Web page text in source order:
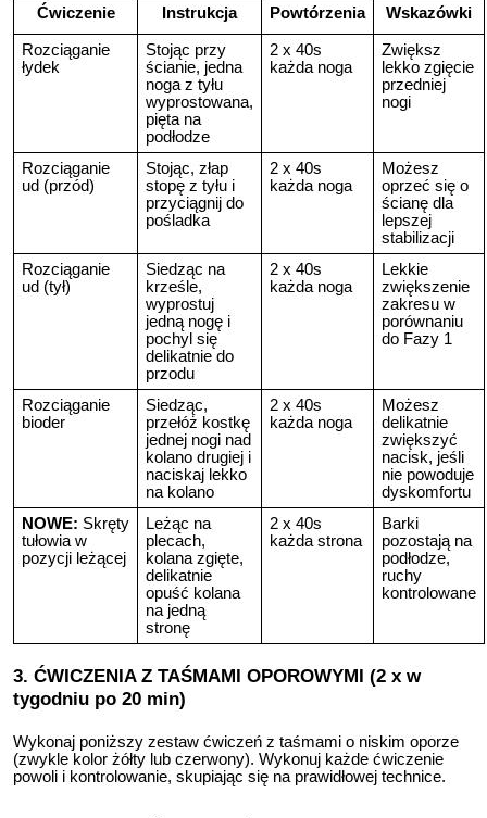
Ćwiczenie
Instrukcja Powtórzenia Wskazówki
Rozciąganie
łydek
Stojąc przy
ścianie, jedna
noga z tyłu
wyprostowana,
pięta na
podłodze
2 x 40s
każda noga
Zwiększ
lekko zgięcie
przedniej
nogi
Rozciąganie
ud (przód)
Stojąc, złap
stopę z tyłu i
przyciągnij do
pośladka
2 x 40s
każda noga
Możesz
oprzeć się o
ścianę dla
lepszej
stabilizacji
Rozciąganie
ud (tył)
Siedząc na
krześle,
wyprostuj
jedną nogę i
pochyl się
delikatnie do
przodu
2 x 40s
każda noga
Lekkie
zwiększenie
zakresu w
porównaniu
do Fazy 1
Rozciąganie
bioder
Siedząc,
przełóż kostkę
jednej nogi nad
kolano drugiej i
naciskaj lekko
na kolano
2 x 40s
każda noga
Możesz
delikatnie
zwiększyć
nacisk, jeśli
nie powoduje
dyskomfortu
NOWE: Skręty
tułowia w
pozycji leżącej
Leżąc na
plecach,
kolana zgięte,
delikatnie
opuść kolana
na jedną
stronę
2 x 40s
każda strona
Barki
pozostają na
podłodze,
ruchy
kontrolowane
3. ĆWICZENIA Z TAŚMAMI OPOROWYMI (2 x w
tygodniu po 20 min)
Wykonaj poniższy zestaw ćwiczeń z taśmami o niskim oporze
(zwykle kolor żółty lub czerwony). Wykonuj każde ćwiczenie
powoli i kontrolowanie, skupiając się na prawidłowej technice.